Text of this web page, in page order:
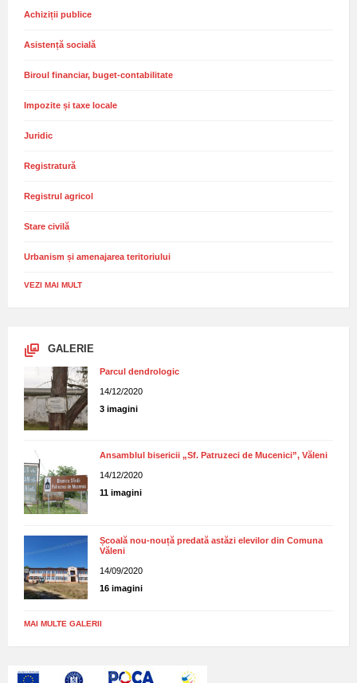
Achiziții publice
Asistență socială
Biroul financiar, buget-contabilitate
Impozite și taxe locale
Juridic
Registratură
Registrul agricol
Stare civilă
Urbanism și amenajarea teritoriului
VEZI MAI MULT
GALERIE
Parcul dendrologic
14/12/2020
3 imagini
Ansamblul bisericii „Sf. Patruzeci de Mucenici”, Văleni
14/12/2020
11 imagini
Școală nou-nouță predată astăzi elevilor din Comuna
Văleni
14/09/2020
16 imagini
MAI MULTE GALERII